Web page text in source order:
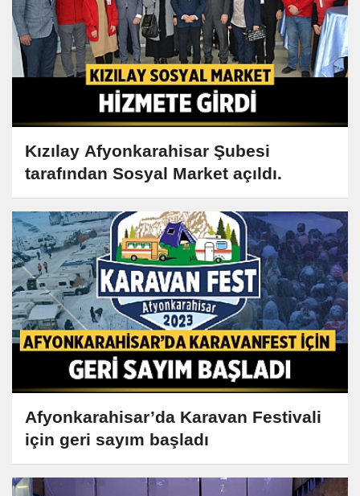
Kızılay Afyonkarahisar Şubesi
tarafından Sosyal Market açıldı.
Afyonkarahisar’da Karavan Festivali
için geri sayım başladı